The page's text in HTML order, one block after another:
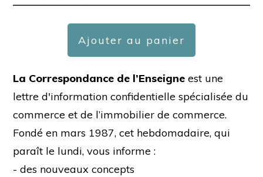
Ajouter au panier
La Correspondance de l’Enseigne est une
lettre d'information confidentielle spécialisée du
commerce et de l’immobilier de commerce.
Fondé en mars 1987, cet hebdomadaire, qui
paraît le lundi, vous informe :
- des nouveaux concepts